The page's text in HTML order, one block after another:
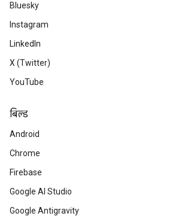
Bluesky
Instagram
LinkedIn
X (Twitter)
YouTube
बिल्ड
Android
Chrome
Firebase
Google AI Studio
Google Antigravity